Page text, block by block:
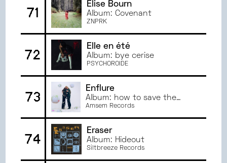
71
Elise Bourn
Album: Covenant
ZNPRK
72
Elle en été
Album: bye cerise
PSYCHOROIDE
73
Enflure
Album: how to save the
world
Amsem Records
74
Eraser
Album: Hideout
Siltbreeze Records